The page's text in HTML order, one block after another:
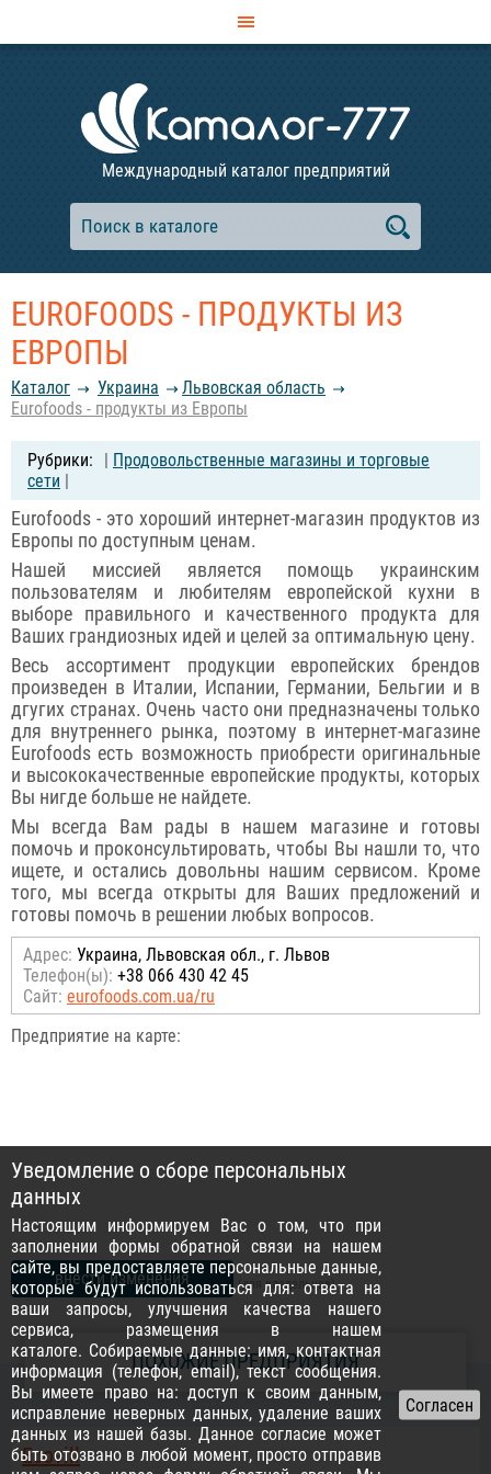
Международный каталог предприятий
EUROFOODS - ПРОДУКТЫ ИЗ
ЕВРОПЫ
Каталог Украина
Львовская область
Eurofoods - продукты из Европы
| Продовольственные магазины и торговые
сети |
Eurofoods - это хороший интернет-магазин продуктов из
Европы по доступным ценам.
Нашей миссией является помощь украинским
пользователям и любителям европейской кухни в
выборе правильного и качественного продукта для
Ваших грандиозных идей и целей за оптимальную цену.
Весь ассортимент продукции европейских брендов
произведен в Италии, Испании, Германии, Бельгии и в
дгугих странах. Очень часто они предназначены только
для внутреннего рынка, поэтому в интернет-магазине
Eurofoods есть возможность приобрести оригинальные
и высококачественные европейские продукты, которых
Вы нигде больше не найдете.
Мы всегда Вам рады в нашем магазине и готовы
помочь и проконсультировать, чтобы Вы нашли то, что
ищете, и остались довольны нашим сервисом. Кроме
того, мы всегда открыты для Ваших предложений и
готовы помочь в решении любых вопросов.
Адрес: Украина, Львовская обл., г. Львов
Телефон(ы): +38 066 430 42 45
Сайт: eurofoods.com.ua/ru
Предприятие на карте:
внести изменения (для владельцев)
ПОХОЖИЕ ПРЕДПРИЯТИЯ
Ecovill
Уведомление о сборе персональных
данных
Настоящим информируем Вас о том, что при
заполнении формы обратной связи на нашем
сайте, вы предоставляете персональные данные,
которые будут использоваться для: ответа на
ваши запросы, улучшения качества нашего
сервиса, размещения в нашем
каталоге. Собираемые данные: имя, контактная
информация (телефон, email), текст сообщения.
Вы имеете право на: доступ к своим данным,
исправление неверных данных, удаление ваших
данных из нашей базы. Данное согласие может
быть отозвано в любой момент, просто отправив